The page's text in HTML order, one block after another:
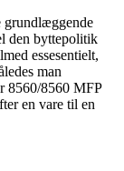
grundlæggende
den byttepolitik
essesentielt,
man
8560/8560 MFP
en vare til en